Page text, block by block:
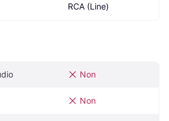
RCA (Line)
Non
Non